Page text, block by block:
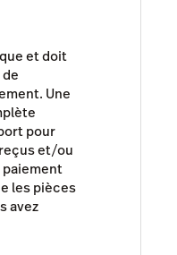
et doit
Une
pour
et/ou
paiement
les pièces
avez